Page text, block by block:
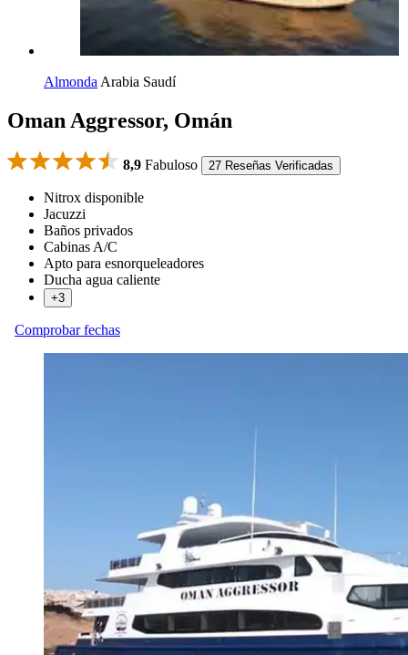
Almonda Arabia Saudí
Oman Aggressor, Omán
8,9 Fabuloso 27 Reseñas Verificadas
Nitrox disponible
Jacuzzi
Baños privados
Cabinas A/C
Apto para esnorqueleadores
Ducha agua caliente
+3
Comprobar fechas